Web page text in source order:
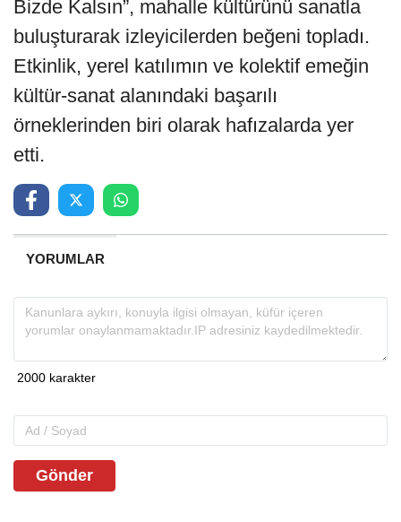
Bizde Kalsın”, mahalle kültürünü sanatla
buluşturarak izleyicilerden beğeni topladı.
Etkinlik, yerel katılımın ve kolektif emeğin
kültür-sanat alanındaki başarılı
örneklerinden biri olarak hafızalarda yer
etti.
YORUMLAR
Gönder